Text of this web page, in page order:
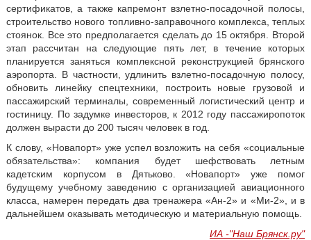
сертификатов, а также капремонт взлетно-посадочной полосы,
строительство нового топливно-заправочного комплекса, теплых
стоянок. Все это предполагается сделать до 15 октября. Второй
этап рассчитан на следующие пять лет, в течение которых
планируется заняться комплексной реконструкцией брянского
аэропорта. В частности, удлинить взлетно-посадочную полосу,
обновить линейку спецтехники, построить новые грузовой и
пассажирский терминалы, современный логистический центр и
гостиницу. По задумке инвесторов, к 2012 году пассажиропоток
должен вырасти до 200 тысяч человек в год.
К слову, «Новапорт» уже успел возложить на себя «социальные
обязательства»: компания будет шефствовать летным
кадетским корпусом в Дятьково. «Новапорт» уже помог
будущему учебному заведению с организацией авиационного
класса, намерен передать два тренажера «Ан-2» и «Ми-2», и в
дальнейшем оказывать методическую и материальную помощь.
ИА -"Наш Брянск.ру"